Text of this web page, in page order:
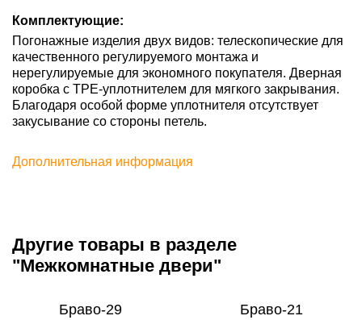
Комплектующие:
Погонажные изделия двух видов: телескопические для
качественного регулируемого монтажа и
нерегулируемые для экономного покупателя. Дверная
коробка с TPE-уплотнителем для мягкого закрывания.
Благодаря особой форме уплотнителя отсутствует
закусывание со стороны петель.
Дополнительная информация
Другие товары в разделе
"Межкомнатные двери"
Браво-29 Браво-21